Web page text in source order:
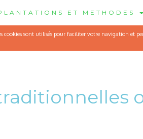
ET METHODES
sont utilisés pour faciliter votre navigation et
laitue pommÃ©e